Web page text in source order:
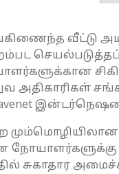
வீட்டு
அதிகாரிகள்
நோயாளர்களுக்கு
சுகாதார